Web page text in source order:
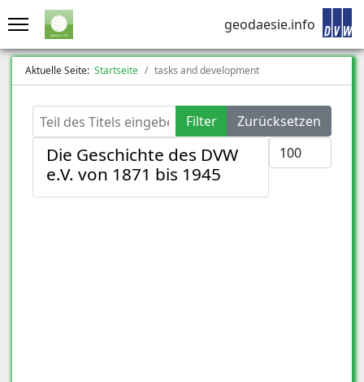
geodaesie.info
Aktuelle Seite: Startseite tasks and development
Teil des Titels eingeben Filter
Zurücksetzen
Anzeige #
Die Geschichte des DVW
e.V. von 1871 bis 1945